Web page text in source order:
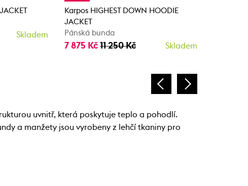
Skladem
Karpos HIGHEST DOWN HOODIE
JACKET
Pánská bunda
7 875 Kč 11 250 Kč Skladem
uvnitř, která poskytuje teplo a pohodlí.
a manžety jsou vyrobeny z lehčí tkaniny pro